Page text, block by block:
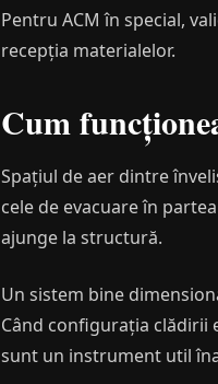
Pentru ACM în special,
recepția materialelor.
Cum
Spațiul de aer dintre
cele de evacuare în
ajunge la structură.
Un sistem bine
Când configurația clădirii
sunt un instrument util